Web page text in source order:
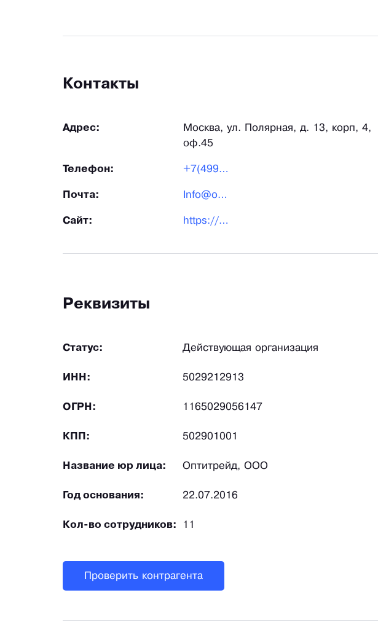
Контакты
Адрес:
Москва, ул. Полярная, д. 13, корп, 4,
оф.45
Телефон: +7(499)394-70-65
Почта: Info@optitraderus.ru
Сайт: https://optitraderus.ru/
Реквизиты
Статус: Действующая организация
ИНН: 5029212913
ОГРН: 1165029056147
КПП: 502901001
Название юр лица: Оптитрейд, ООО
Год основания: 22.07.2016
Кол-во сотрудников: 11
Проверить контрагента